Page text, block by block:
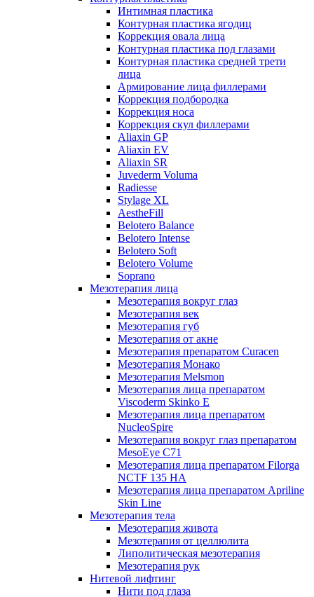
Интимная пластика
Контурная пластика ягодиц
Коррекция овала лица
Контурная пластика под глазами
Контурная пластика средней трети
лица
Армирование лица филлерами
Коррекция подбородка
Коррекция носа
Коррекция скул филлерами
Aliaxin GP
Aliaxin EV
Aliaxin SR
Juvederm Voluma
Radiesse
Stylage XL
AestheFill
Belotero Balance
Belotero Intense
Belotero Soft
Belotero Volume
Soprano
Мезотерапия лица
Мезотерапия вокруг глаз
Мезотерапия век
Мезотерапия губ
Мезотерапия от акне
Мезотерапия препаратом Curacen
Мезотерапия Монако
Мезотерапия Melsmon
Мезотерапия лица препаратом
Viscoderm Skinko E
Мезотерапия лица препаратом
NucleoSpire
Мезотерапия вокруг глаз препаратом
MesoEye С71
Мезотерапия лица препаратом Filorga
NCTF 135 HA
Мезотерапия лица препаратом Apriline
Skin Line
Мезотерапия тела
Мезотерапия живота
Мезотерапия от целлюлита
Липолитическая мезотерапия
Мезотерапия рук
Нитевой лифтинг
Нити под глаза